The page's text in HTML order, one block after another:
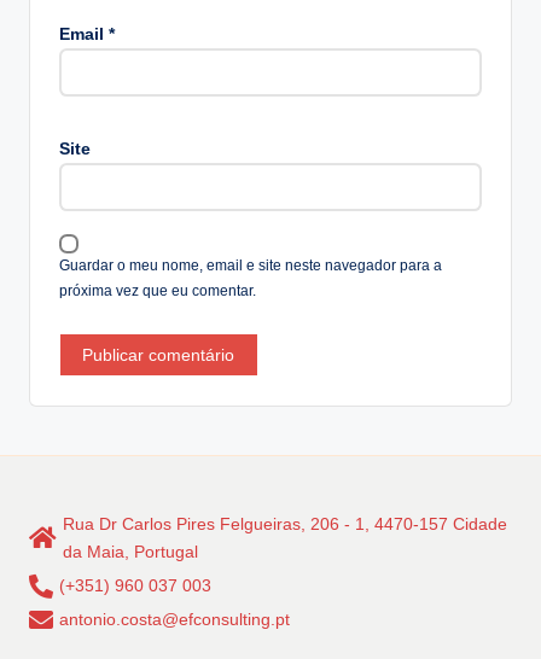
Email *
Site
Guardar o meu nome, email e site neste navegador para a
próxima vez que eu comentar.
e
ti
e
:
Rua Dr Carlos Pires Felgueiras, 206 - 1, 4470-157 Cidade
da Maia, Portugal
(+351) 960 037 003
antonio.costa@efconsulting.pt